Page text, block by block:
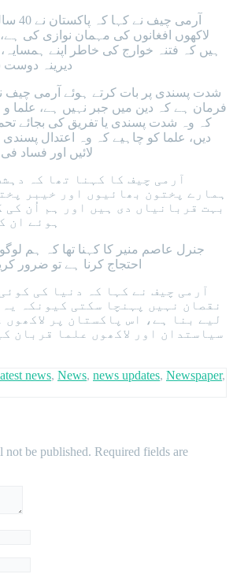
آرمی
لاکھوں افغانوں کی مہمان نوازی کی
ہیں کہ فتنہ خوارج کی خاطر اپنے ہمسایہ،
دیرینہ
شدت پسندی پر بات کرتے ہوئے آرمی چیف
فرمان ہے کہ دین میں جبر نہیں ہے، علما
کہ وہ شدت پسندی یا تفریق کی بجائے
دیں، علما کو چاہیے کہ وہ اعتدال
لائیں اور فساد
آرمی چیف کا کہنا تھا کہ
ہمارے پختون بھائیوں اور خیبر
بہت قربانیاں دی ہیں اور ہم اُن کی
ہوئے ان
جنرل عاصم منیر کا کہنا تھا کہ ہم
احتجاج کرنا ہے تو ضرور
آرمی چیف نے کہا کہ دنیا کی
نقصان نہیں پہنچا سکتی کیونکہ
لیے بنا ہے، اس پاکستان پر لاکھوں
سیاستدان اور لاکھوں علما قربان
news, News, news updates, Newspaper,
not be published. Required fields are